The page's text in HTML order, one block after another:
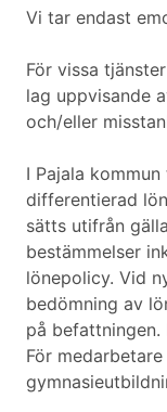
Vi tar endast
För vissa
lag uppvisande
och/eller
I Pajala
differentierad
sätts utifrån
bestämmelser
lönepolicy. Vid
bedömning av
på befattningen.
För